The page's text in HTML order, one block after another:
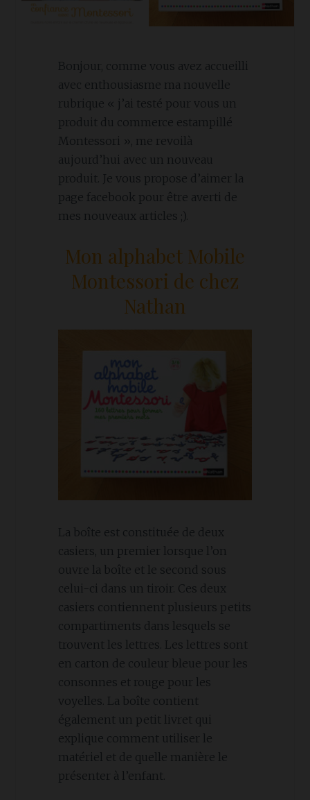
Bonjour, comme vous avez accueilli
avec enthousiasme ma nouvelle
rubrique « j’ai testé pour vous un
produit du commerce estampillé
Montessori », me revoilà
aujourd’hui avec un nouveau
produit. Je vous propose d’aimer la
page facebook pour être averti de
mes nouveaux articles ;).
Mon alphabet Mobile
Montessori de chez
Nathan
La boîte est constituée de deux
casiers, un premier lorsque l’on
ouvre la boîte et le second sous
celui-ci dans un tiroir. Ces deux
casiers contiennent plusieurs petits
compartiments dans lesquels se
trouvent les lettres. Les lettres sont
en carton de couleur bleue pour les
consonnes et rouge pour les
voyelles. La boîte contient
également un petit livret qui
explique comment utiliser le
matériel et de quelle manière le
présenter à l’enfant.